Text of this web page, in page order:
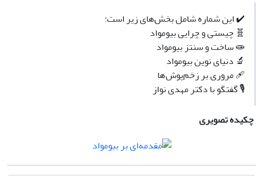
✔️ این شماره شامل بخش‌های زیر است:
🧬 چیستی و چرایی بیومواد
🧫 ساخت و سنتز بیومواد
🔬 دنیای نوین بیومواد
🩹 مروری بر زخم‌پوش‌ها
🎙 گفتگو با دکتر مهدی نواز
چکیده تصویری